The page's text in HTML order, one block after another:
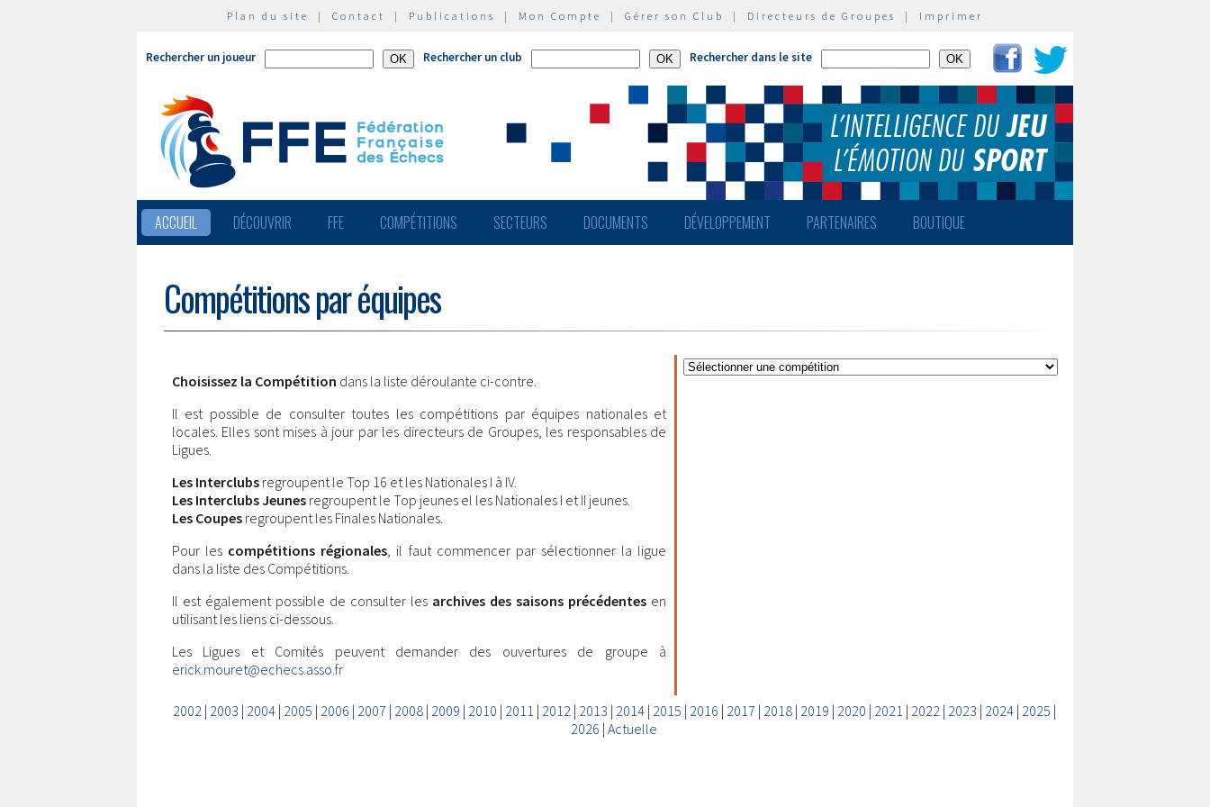
Plan du site | Contact | Publications | Mon Compte | Gérer son Club | Directeurs de Groupes | Imprimer
Rechercher un joueur Rechercher un club Rechercher dans le site
ACCUEIL DÉCOUVRIR FFE COMPÉTITIONS SECTEURS DOCUMENTS DÉVELOPPEMENT PARTENAIRES BOUTIQUE
Compétitions par équipes
Choisissez la Compétition dans la liste déroulante ci-contre.
Il est possible de consulter toutes les compétitions par équipes nationales et
locales. Elles sont mises à jour par les directeurs de Groupes, les responsables de
Ligues.
Les Interclubs regroupent le Top 16 et les Nationales I à IV.
Les Interclubs Jeunes regroupent le Top jeunes el les Nationales I et II jeunes.
Les Coupes regroupent les Finales Nationales.
Pour les compétitions régionales, il faut commencer par sélectionner la ligue
dans la liste des Compétitions.
Il est également possible de consulter les archives des saisons précédentes en
utilisant les liens ci-dessous.
Les Ligues et Comités peuvent demander des ouvertures de groupe à
erick.mouret@echecs.asso.fr
2002| 2003 | 2004| 2005 | 2006 | 2007 | 2008| 2009 | 2010 | 2011 | 2012| 2013 | 2014| 2015 | 2016 | 2017 | 2018| 2019 | 2020 | 2021 | 2022| 2023 | 2024| 2025 |
2026 | Actuelle